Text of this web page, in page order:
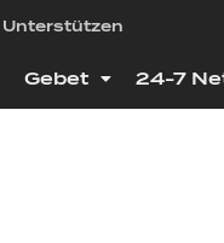
Unterstützen
Gebet 24-7